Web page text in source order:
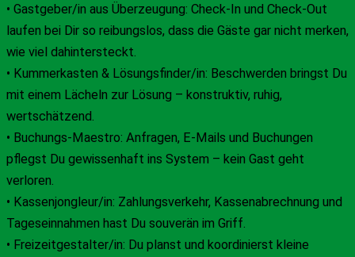
• Gastgeber/in aus Überzeugung: Check-In und Check-Out
laufen bei Dir so reibungslos, dass die Gäste gar nicht merken,
wie viel dahintersteckt.
• Kummerkasten & Lösungsfinder/in: Beschwerden bringst Du
mit einem Lächeln zur Lösung – konstruktiv, ruhig,
wertschätzend.
• Buchungs-Maestro: Anfragen, E-Mails und Buchungen
pflegst Du gewissenhaft ins System – kein Gast geht
verloren.
• Kassenjongleur/in: Zahlungsverkehr, Kassenabrechnung und
Tageseinnahmen hast Du souverän im Griff.
• Freizeitgestalter/in: Du planst und koordinierst kleine